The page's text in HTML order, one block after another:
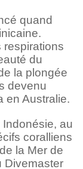
quand
respirations
du
la plongée
devenu
en Australie.
au
coralliens
la Mer de
Divemaster